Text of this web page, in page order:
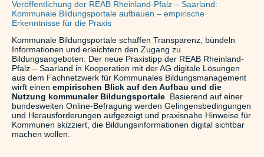
Veröffentlichung der REAB Rheinland-Pfalz – Saarland:
Kommunale Bildungsportale aufbauen – empirische
Erkenntnisse für die Praxis
Kommunale Bildungsportale schaffen Transparenz, bündeln
Informationen und erleichtern den Zugang zu
Bildungsangeboten. Der neue Praxistipp der REAB Rheinland-
Pfalz – Saarland in Kooperation mit der AG digitale Lösungen
aus dem Fachnetzwerk für Kommunales Bildungsmanagement
wirft einen empirischen Blick auf den Aufbau und die
Nutzung kommunaler Bildungsportale . Basierend auf einer
bundesweiten Online-Befragung werden Gelingensbedingungen
und Herausforderungen aufgezeigt und praxisnahe Hinweise für
Kommunen skizziert, die Bildungsinformationen digital sichtbar
machen wollen.